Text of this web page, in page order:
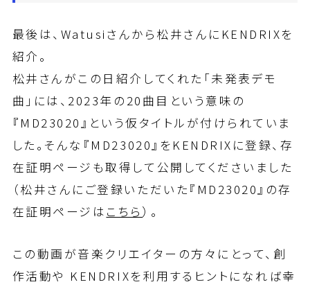
最後は、Watusiさんから松井さんにKENDRIXを
紹介。
松井さんがこの日紹介してくれた「未発表デモ
曲」には、2023年の20曲目という意味の
『MD23020』という仮タイトルが付けられていま
した。そんな『MD23020』をKENDRIXに登録、存
在証明ページも取得して公開してくださいました
（松井さんにご登録いただいた『MD23020』の存
在証明ページは こちら ）。
この動画が音楽クリエイターの方々にとって、創
作活動や KENDRIXを利用するヒントになれば幸